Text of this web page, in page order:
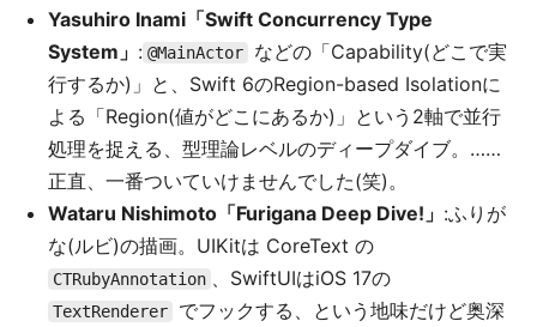
Yasuhiro Inami「Swift Concurrency Type
System」 : @MainActor
などの「Capability(どこで実
行するか)」と、Swift 6のRegion-based Isolationに
よる「Region(値がどこにあるか)」という2軸で並行
処理を捉える、型理論レベルのディープダイブ。……
正直、一番ついていけませんでした(笑)。
Wataru Nishimoto「Furigana Deep Dive!」 :ふりが
な(ルビ)の描画。UIKitは CoreText の
CTRubyAnnotation 、SwiftUIはiOS 17の
TextRenderer
でフックする、という地味だけど奥深